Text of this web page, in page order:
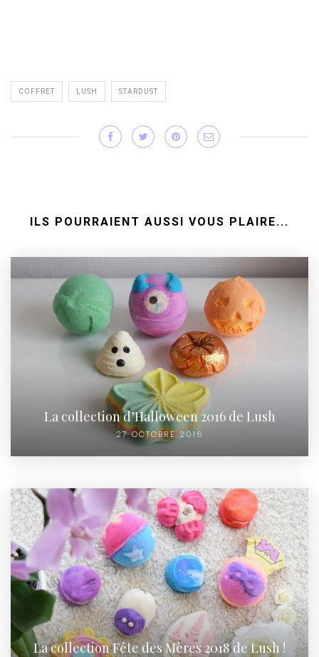
COFFRET LUSH STARDUST
ILS POURRAIENT AUSSI VOUS PLAIRE...
La collection d’Halloween 2016 de Lush
27 OCTOBRE 2016
La collection Fête des Mères 2018 de Lush !